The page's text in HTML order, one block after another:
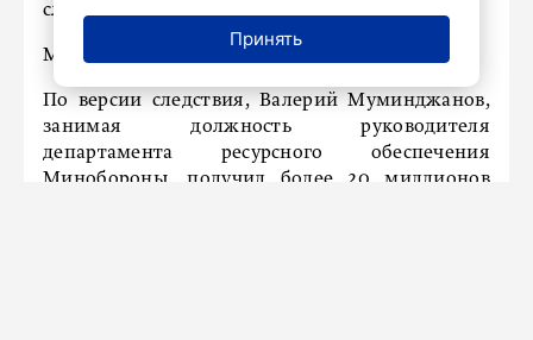
службу 235-го гарнизонного военного суда.
Мера пресечения продлена до 2 февраля.
По версии следствия, Валерий Муминджанов,
занимая должность руководителя
департамента ресурсного обеспечения
Минобороны, получил более 20 миллионов
Принять